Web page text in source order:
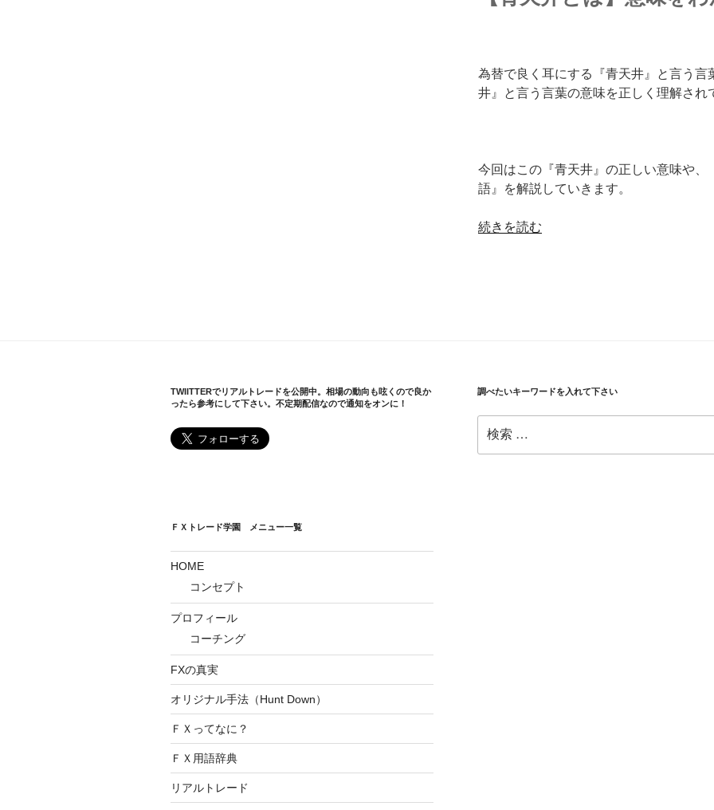
為替で良く耳にする『青天井』と言う言
井』と言う言葉の意味を正しく理解され
今回はこの『青天井』の正しい意味や、
語』を解説していきます。
“【青
か
り
や
す
続きを読む
TWIITTERでリアルトレードを公開中。相場の動向も呟くので良か
ったら参考にして下さい。不定期配信なので通知をオンに！
ＦＸトレード学園 メニュー一覧
HOME
コンセプト
プロフィール
コーチング
FXの真実
オリジナル手法（Hunt Down）
ＦＸってなに？
ＦＸ用語辞典
リアルトレード
調べたいキーワードを入れて下さい
索: